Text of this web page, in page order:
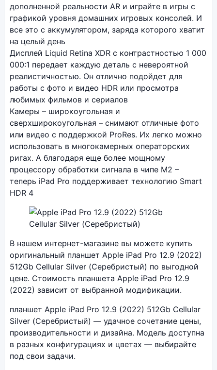
дополненной реальности AR и играйте в игры с
графикой уровня домашних игровых консолей. И
все это с аккумулятором, заряда которого хватит
на целый день
Дисплей Liquid Retina XDR с контрастностью 1 000
000:1 передает каждую деталь с невероятной
реалистичностью. Он отлично подойдет для
работы с фото и видео HDR или просмотра
любимых фильмов и сериалов
Камеры – широкоугольная и
сверхширокоугольная – снимают отличные фото
или видео с поддержкой ProRes. Их легко можно
использовать в многокамерных операторских
ригах. А благодаря еще более мощному
процессору обработки сигнала в чипе M2 –
теперь iPad Pro поддерживает технологию Smart
HDR 4
В нашем интернет-магазине вы можете купить
оригинальный планшет Apple iPad Pro 12.9 (2022)
512Gb Cellular Silver (Серебристый) по выгодной
цене. Стоимость планшета Apple iPad Pro 12.9
(2022) зависит от выбранной модификации.
планшет Apple iPad Pro 12.9 (2022) 512Gb Cellular
Silver (Серебристый) — удачное сочетание цены,
производительности и дизайна. Модель доступна
в разных конфигурациях и цветах — выбирайте
под свои задачи.